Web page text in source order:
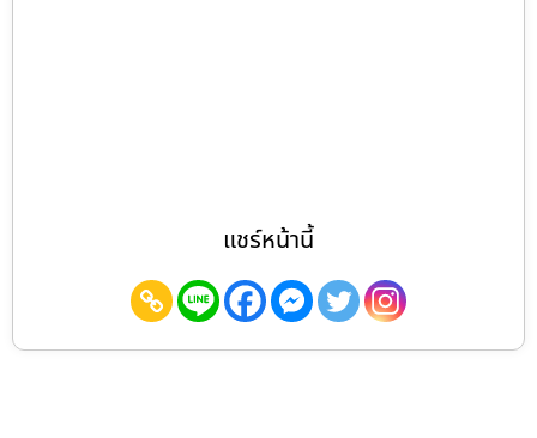
แชร์หน้านี้